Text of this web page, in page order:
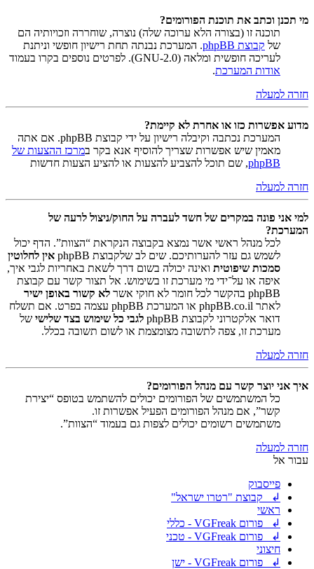
מי תכנן וכתב את תוכנת הפורומים?
תוכנה זו (בצורה הלא ערוכה שלה) נוצרה, שוחררה וזכויותיה הם
של קבוצת phpBB
. המערכת נבנתה תחת רישיון חופשי וניתנת
לעריכה חופשית ומלאה (GNU-2.0). לפרטים נוספים בקרו בעמוד
אודות המערכת.
חזרה למעלה
מדוע אפשרות כזו או אחרת לא קיימת?
המערכת נכתבה וקיבלה רישיון על ידי קבוצת phpBB. אם אתה
מאמין שיש אפשרות שצריך להוסיף אנא בקר במרכז ההצעות של
phpBB, שם תוכל להצביע להצעות או להציע הצעות חדשות
חזרה למעלה
למי אני פונה במקרים של חשד לעברה על החוק/ניצול לרעה של
המערכת?
לכל מנהל ראשי אשר נמצא בקבוצה הנקראת “הצוות”. הדף יכול
לשמש גם עזר להערותיכם. שים לב שלקבוצת phpBB
אין לחלוטין
סמכות שיפוטית ואינה יכולה בשום דרך לשאת באחריות לגבי איך,
איפה או על־ידי מי מערכת זו בשימוש. אל תצור קשר עם קבוצת
phpBB בהקשר לכל חומר לא חוקי אשר
לא קשור באופן ישיר
לאתר phpBB.co.il או המערכת phpBB עצמה בפרט. אם תשלח
דואר אלקטרוני לקבוצת phpBB
לגבי כל שימוש בצד שלישי של
מערכת זו, צפה לתשובה מצומצמת או לשום תשובה בכלל.
חזרה למעלה
איך אני יוצר קשר עם מנהל הפורומים?
כל המשתמשים של הפורומים יכולים להשתמש בטופס “יצירת
קשר”, אם מנהל הפורומים הפעיל אפשרות זו.
משתמשים רשומים יכולים לצפות גם בעמוד “הצוות”.
חזרה למעלה
עבור אל
פייסבוק
↲ קבוצת "רטרו ישראל"
ראשי
↲ פורום VGFreak - כללי
↲ פורום VGFreak - טכני
חיצוני
↲ פורום VGFreak - ישן